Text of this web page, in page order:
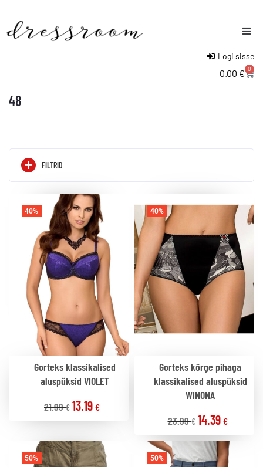
Logi sisse
0.00 € 0
48
FILTRID
40%
Gorteks klassikalised
aluspüksid VIOLET
21.99€ 13.19 €
40%
Gorteks kõrge pihaga
klassikalised aluspüksid
WINONA
23.99€ 14.39 €
50% 50%